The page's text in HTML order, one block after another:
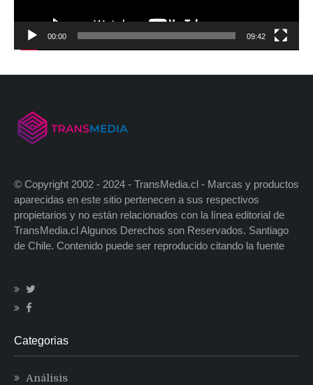
00:00 09:42
© Copyright 2002 - 2024 - TransMedia.cl - Marcas y productos
aparecidas en este sitio pertenecen a sus respectivos
propietarios y no están relacionados con la línea editorial de
TransMedia.cl Algunos Derechos son Reservados. Santiago
de Chile. Contenido puede ser reproducido citando la fuente
Categorias
Análisis